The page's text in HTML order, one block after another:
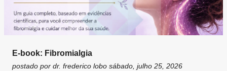
E-book: Fibromialgia
postado por dr. frederico lobo sábado, julho 25, 2026